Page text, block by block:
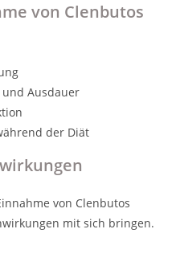
von Clenbutos
Ausdauer
der Diät
von Clenbutos
mit sich bringen.